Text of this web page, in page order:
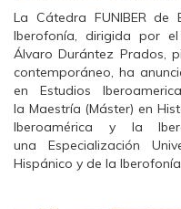
La Cátedra FUNIBER de
Iberofonía, dirigida por
Álvaro Durántez Prados,
contemporáneo, ha
en Estudios
la Maestría (Máster) en
Iberoamérica y la
una Especialización
Hispánico y de la